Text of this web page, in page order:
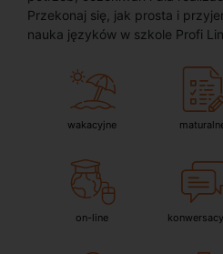
Przekonaj się, jak prosta i
nauka języków w szkole Profi
wakacyjne
on-line